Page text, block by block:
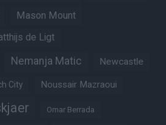
Mason Mount
de Ligt
Nemanja Matic Newcastle
City Noussair Mazraoui
Omar Berrada